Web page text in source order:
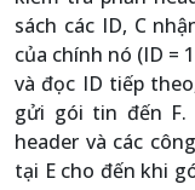
sách các ID, C
của chính nó (ID =
và đọc ID tiếp
gửi gói tin đến F.
header và các
tại E cho đến khi